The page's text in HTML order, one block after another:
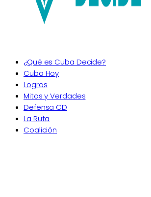
¿Qué es Cuba Decide?
Cuba Hoy
Logros
Mitos y Verdades
Defensa CD
La Ruta
Coalición